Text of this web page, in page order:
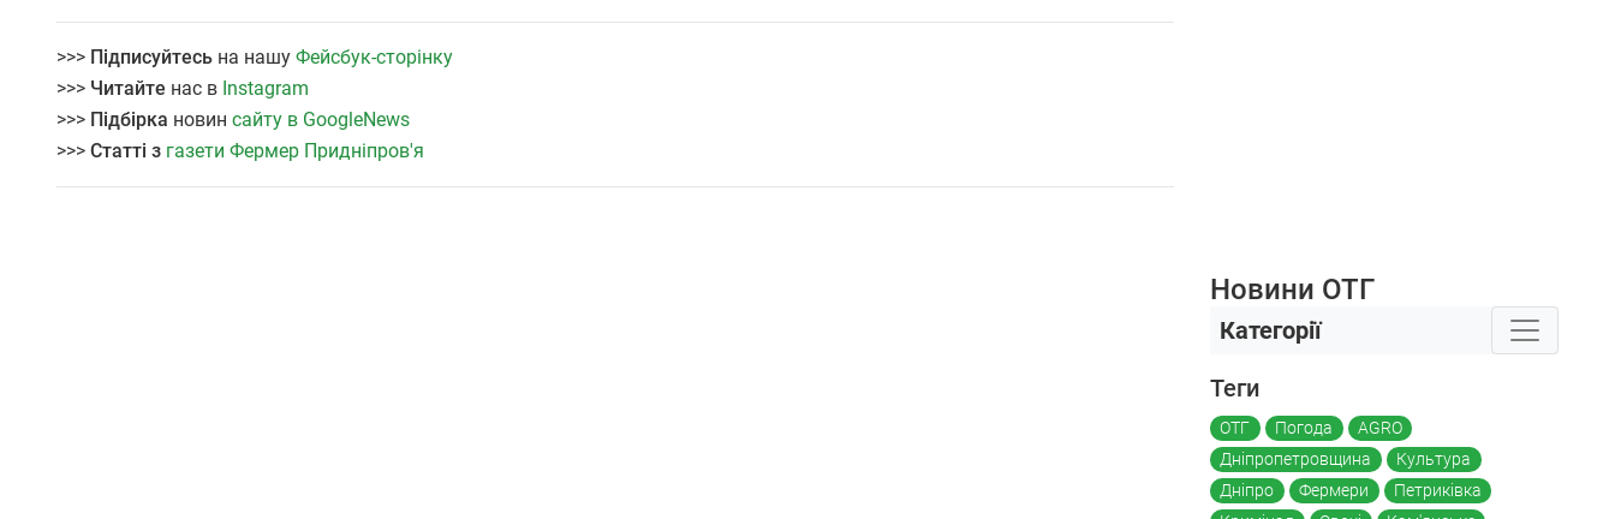
>>> Підписуйтесь на нашу Фейсбук-сторінку
>>> Читайте нас в Instagram
>>> Підбірка новин сайту в GoogleNews
>>> Статті з газети Фермер Придніпров'я
Новини ОТГ
Категорії
Теги
ОТГ Погода
AGRO
Дніпропетровщина
Культура
Дніпро
Фермери
Петриківка